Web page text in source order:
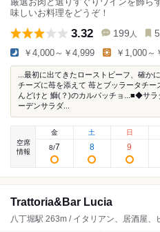
味しいお料理をどうぞ！
3.32 199 人
￥4,000～￥4,999 ￥1,000～
...最初に出てきたローストビーフ、確か
チーズに苺を添えて 苺とブッラータチー
んどけと 鰤(？)のカルパッチョ...■◆サ
ーデンサラダ...
空席
情報
金
8/7
土
8
日
9
Trattoria&Bar Lucia
八丁堀駅 263m / イタリアン、居酒屋、